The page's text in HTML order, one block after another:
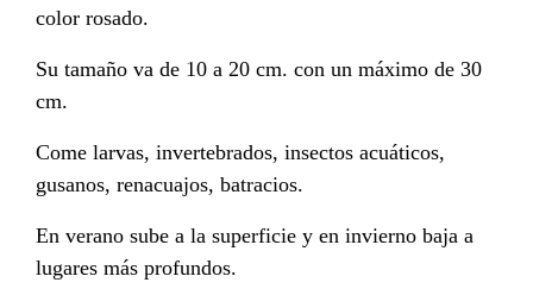
color rosado.
Su tamaño va de 10 a 20 cm. con un máximo de 30
cm.
Come larvas, invertebrados, insectos acuáticos,
gusanos, renacuajos, batracios.
En verano sube a la superficie y en invierno baja a
lugares más profundos.